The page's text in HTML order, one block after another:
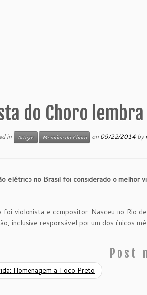
do Choro
in Artigos Memória do Choro on 09/22/2014 by
elétrico no Brasil foi considerado o melhor
foi violonista e compositor. Nasceu no Rio
inclusive responsável por um dos únicos
Post
Homenagem a Toco Preto